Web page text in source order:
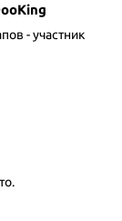
- участник